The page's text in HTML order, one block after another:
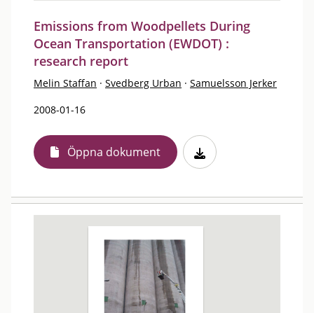
Emissions from Woodpellets During
Ocean Transportation (EWDOT) :
research report
Melin Staffan · Svedberg Urban · Samuelsson Jerker
2008-01-16
Öppna dokument